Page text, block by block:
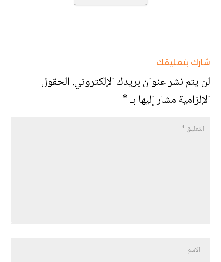
شارك بتعليقك
لن يتم نشر عنوان بريدك الإلكتروني.الحقول
الإلزامية مشار إليها بـ*